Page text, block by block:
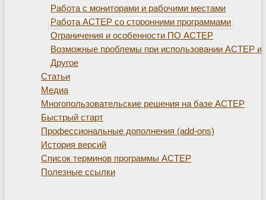
Работа с мониторами и рабочими местами
Работа АСТЕР со сторонними программами
Ограничения и особенности ПО АСТЕР
Возможные проблемы при использовании АСТЕР и
Другое
Статьи
Медиа
Многопользовательские решения на базе АСТЕР
Быстрый старт
Профессиональные дополнения (add-ons)
История версий
Список терминов программы АСТЕР
Полезные ссылки